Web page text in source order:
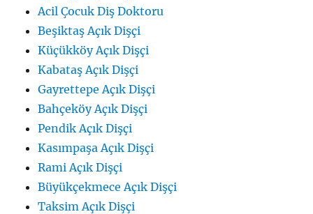
Acil Çocuk Diş Doktoru
Beşiktaş Açık Dişçi
Küçükköy Açık Dişçi
Kabataş Açık Dişçi
Gayrettepe Açık Dişçi
Bahçeköy Açık Dişçi
Pendik Açık Dişçi
Kasımpaşa Açık Dişçi
Rami Açık Dişçi
Büyükçekmece Açık Dişçi
Taksim Açık Dişçi